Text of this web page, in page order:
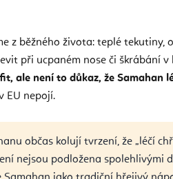
z běžného života: teplé tekutiny,
při ucpaném nose či škrábání
ale není to důkaz, že Samahan
EU nepojí.
občas kolují tvrzení, že „léčí
nejsou podložena spolehlivými